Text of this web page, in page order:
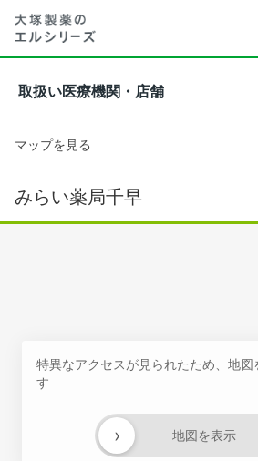
取扱い医療機関・店舗
マップを見る
みらい薬局千早
特異なアクセスが見られたため、地図
す
地図を表示
›